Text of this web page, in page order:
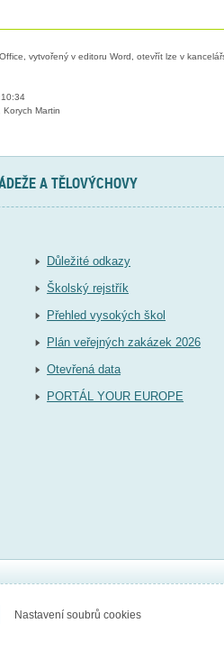
vytvořený v editoru Word, otevřít lze v
Martin
A TĚLOVÝCHOVY
Důležité odkazy
Školský rejstřík
Přehled vysokých škol
Plán veřejných zakázek 2026
Otevřená data
PORTÁL YOUR EUROPE
Nastavení soubrů cookies